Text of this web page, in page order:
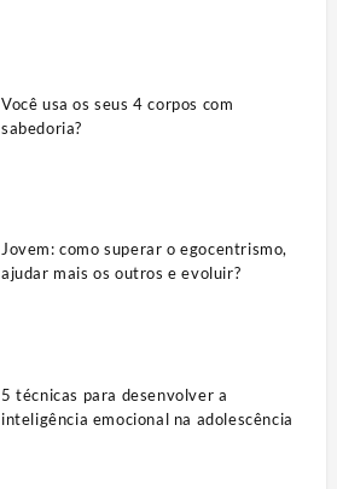
Você usa os seus 4 corpos com
sabedoria?
Jovem: como superar o egocentrismo,
ajudar mais os outros e evoluir?
5 técnicas para desenvolver a
inteligência emocional na adolescência